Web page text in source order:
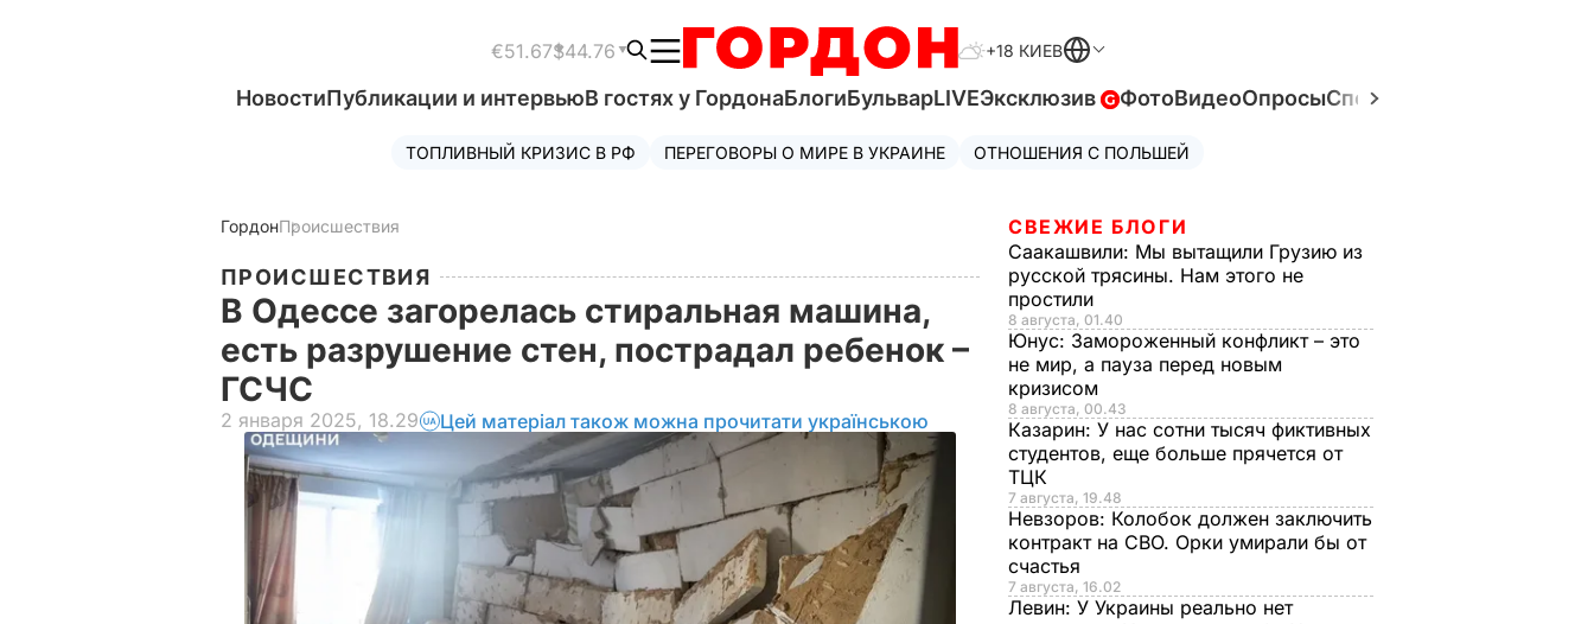
€51.67$44.76 +18 КИЕВ
НовостиПубликации и интервьюВ гостях у ГордонаБлогиБульварLIVEЭксклюзив ФотоВидеоОпросыСпецпроекты
ТОПЛИВНЫЙ КРИЗИС В РФ ПЕРЕГОВОРЫ О МИРЕ В УКРАИНЕ ОТНОШЕНИЯ С ПОЛЬШЕЙ
ГордонПроисшествия
ПРОИСШЕСТВИЯ
В Одессе загорелась стиральная машина,
есть разрушение стен, пострадал ребенок –
ГСЧС
2 января 2025, 18.29 Цей матеріал також можна прочитати українською
СВЕЖИЕ БЛОГИ
Саакашвили: Мы вытащили Грузию из
русской трясины. Нам этого не
простили
8 августа, 01.40
Юнус: Замороженный конфликт – это
не мир, а пауза перед новым
кризисом
8 августа, 00.43
Казарин: У нас сотни тысяч фиктивных
студентов, еще больше прячется от
ТЦК
7 августа, 19.48
Невзоров: Колобок должен заключить
контракт на СВО. Орки умирали бы от
счастья
7 августа, 16.02
Левин: У Украины реально нет